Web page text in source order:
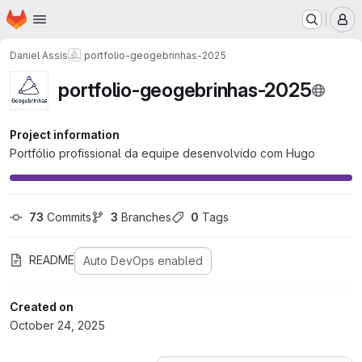
Skip to main content
Homepage
Daniel Assis portfolio-geogebrinhas-2025
portfolio-geogebrinhas-2025
Project information
Portfólio profissional da equipe desenvolvido com Hugo
73 Commits 3 Branches 0 Tags
README Auto DevOps enabled
Created on
October 24, 2025